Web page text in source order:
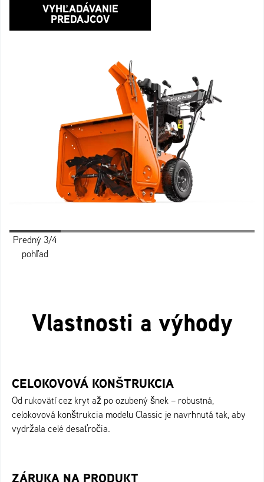
VYHĽADÁVANIE
PREDAJCOV
Predný 3/4
pohľad
Vlastnosti a výhody
CELOKOVOVÁ KONŠTRUKCIA
Od rukovätí cez kryt až po ozubený šnek – robustná,
celokovová konštrukcia modelu Classic je navrhnutá tak, aby
vydržala celé desaťročia.
ZÁRUKA NA PRODUKT